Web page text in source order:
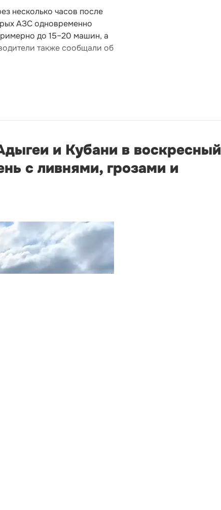
несколько часов после
АЗС одновременно
до 15–20 машин, а
также сообщали об
и Кубани в воскресный
с ливнями, грозами и